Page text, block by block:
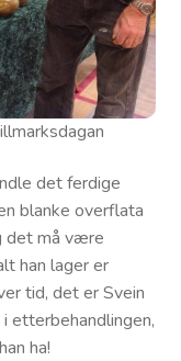
det ferdige
blanke overflata
det må være
han lager er
tid, det er Svein
etterbehandlingen,
ha!